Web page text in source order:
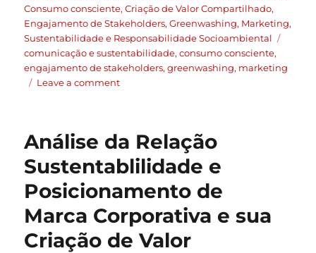
Consumo consciente,Criação de Valor Compartilhado,
Engajamento de Stakeholders,Greenwashing, Marketing,
Sustentabilidade e Responsabilidade Socioambiental
comunicação e sustentabilidade,consumo consciente,
engajamento de stakeholders,greenwashing, marketing
Leave a comment
Análise da Relação
Sustentablilidade e
Posicionamento de
Marca Corporativa e sua
Criação de Valor